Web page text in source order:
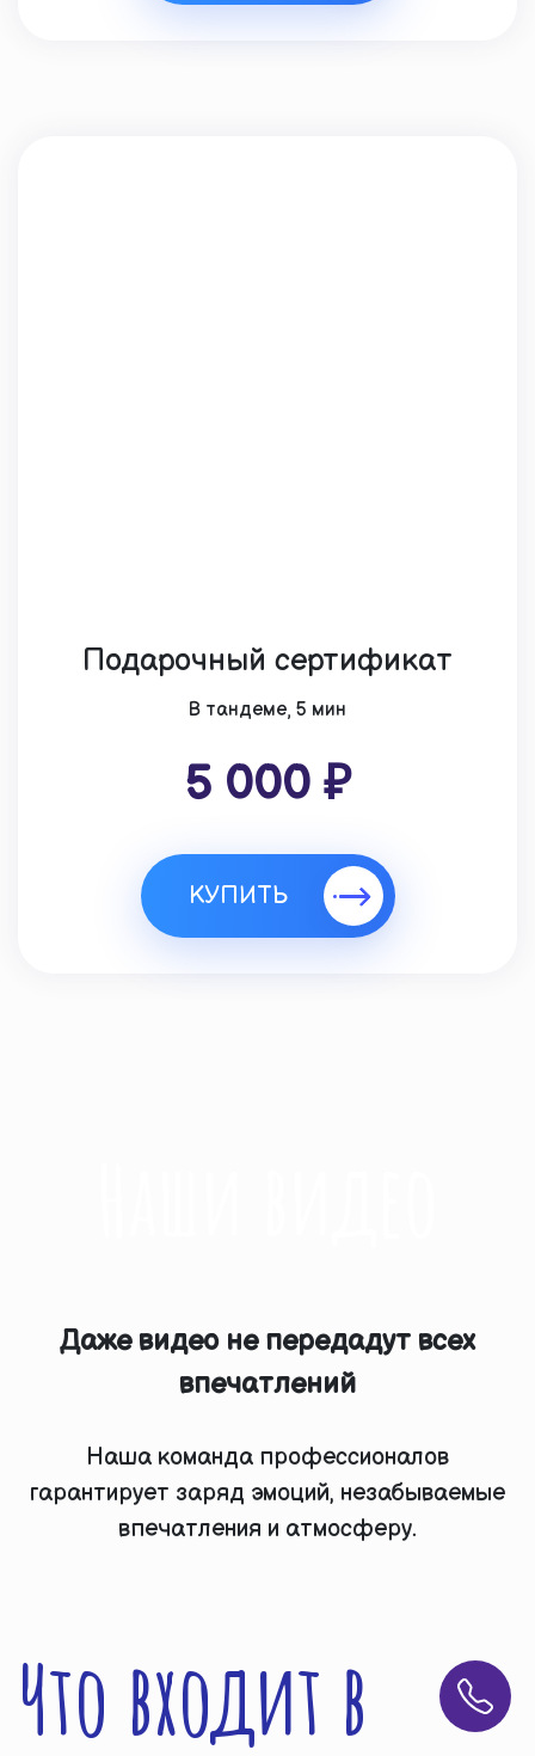
Подарочный сертификат
В тандеме, 5 мин
5 000 ₽
КУПИТЬ
Даже видео не передадут всех
впечатлений
Наша команда профессионалов
гарантирует заряд эмоций, незабываемые
впечатления и атмосферу.
Что входит в